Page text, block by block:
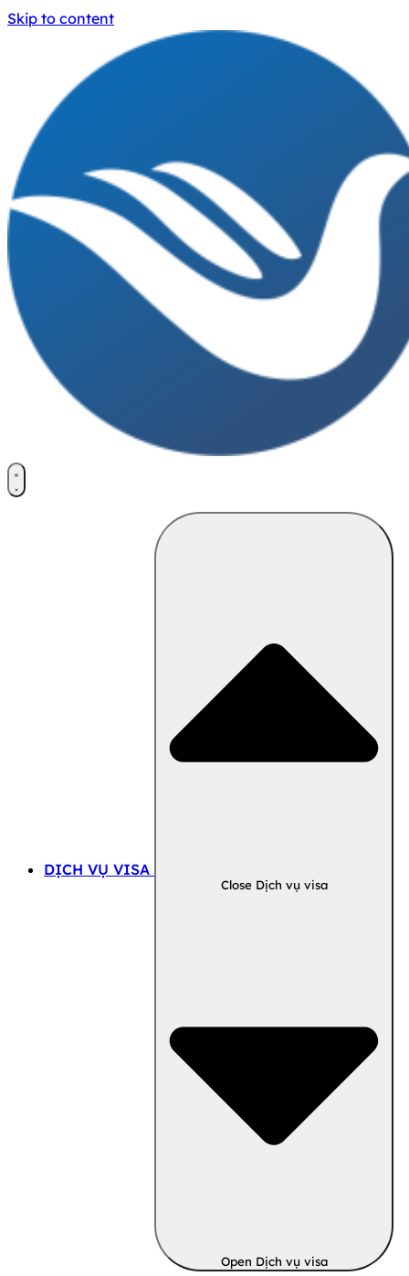
Skip to content
DỊCH VỤ VISA
Close Dịch vụ visa
Open Dịch vụ visa